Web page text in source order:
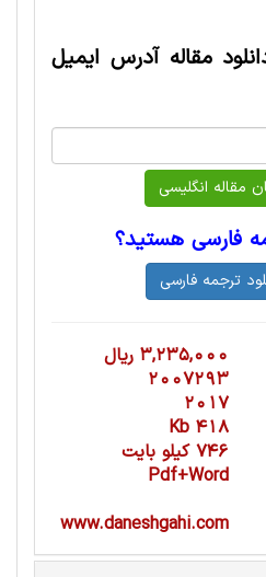
مقاله آدرس ایمیل
فارسی هستید؟
3,235,000 ریال
2007293
2017
418 Kb
746 کیلو بایت
Pdf+Word
www.daneshgahi.com